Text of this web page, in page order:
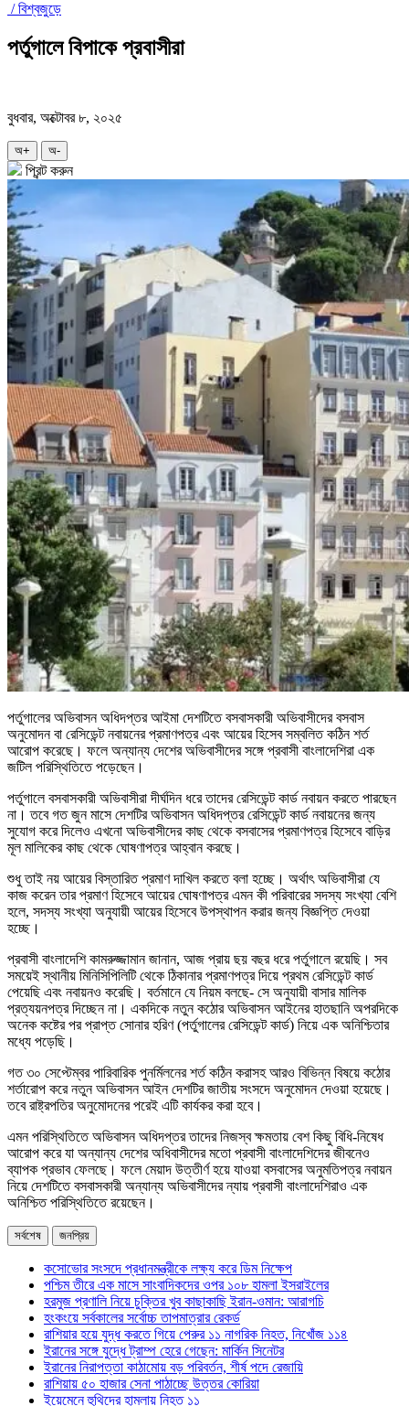
/বিশ্বজুড়ে
পর্তুগালে বিপাকে প্রবাসীরা
বুধবার, অক্টোবর ৮, ২০২৫
অ+ অ-
প্রিন্ট করুন
পর্তুগালের অভিবাসন অধিদপ্তর আইমা দেশটিতে বসবাসকারী অভিবাসীদের বসবাস
অনুমোদন বা রেসিডেন্ট নবায়নের প্রমাণপত্র এবং আয়ের হিসেব সম্বলিত কঠিন শর্ত
আরোপ করেছে। ফলে অন্যান্য দেশের অভিবাসীদের সঙ্গে প্রবাসী বাংলাদেশিরা এক
জটিল পরিস্থিতিতে পড়েছেন।
পর্তুগালে বসবাসকারী অভিবাসীরা দীর্ঘদিন ধরে তাদের রেসিডেন্ট কার্ড নবায়ন করতে পারছেন
না। তবে গত জুন মাসে দেশটির অভিবাসন অধিদপ্তর রেসিডেন্ট কার্ড নবায়নের জন্য
সুযোগ করে দিলেও এখনো অভিবাসীদের কাছ থেকে বসবাসের প্রমাণপত্র হিসেবে বাড়ির
মূল মালিকের কাছ থেকে ঘোষণাপত্র আহ্বান করছে।
শুধু তাই নয় আয়ের বিস্তারিত প্রমাণ দাখিল করতে বলা হচ্ছে। অর্থাৎ অভিবাসীরা যে
কাজ করেন তার প্রমাণ হিসেবে আয়ের ঘোষণাপত্র এমন কী পরিবারের সদস্য সংখ্যা বেশি
হলে, সদস্য সংখ্যা অনুযায়ী আয়ের হিসেবে উপস্থাপন করার জন্য বিজ্ঞপ্তি দেওয়া
হচ্ছে।
প্রবাসী বাংলাদেশি কামরুজ্জামান জানান, আজ প্রায় ছয় বছর ধরে পর্তুগালে রয়েছি। সব
সময়েই স্থানীয় মিনিসিপিলিটি থেকে ঠিকানার প্রমাণপত্র দিয়ে প্রথম রেসিডেন্ট কার্ড
পেয়েছি এবং নবায়নও করেছি। বর্তমানে যে নিয়ম বলছে- সে অনুযায়ী বাসার মালিক
প্রত্যয়নপত্র দিচ্ছেন না। একদিকে নতুন কঠোর অভিবাসন আইনের হাতছানি অপরদিকে
অনেক কষ্টের পর প্রাপ্ত সোনার হরিণ (পর্তুগালের রেসিডেন্ট কার্ড) নিয়ে এক অনিশ্চিতার
মধ্যে পড়েছি।
গত ৩০ সেপ্টেম্বর পারিবারিক পুনর্মিলনের শর্ত কঠিন করাসহ আরও বিভিন্ন বিষয়ে কঠোর
শর্তারোপ করে নতুন অভিবাসন আইন দেশটির জাতীয় সংসদে অনুমোদন দেওয়া হয়েছে।
তবে রাষ্ট্রপতির অনুমোদনের পরেই এটি কার্যকর করা হবে।
এমন পরিস্থিতিতে অভিবাসন অধিদপ্তর তাদের নিজস্ব ক্ষমতায় বেশ কিছু বিধি-নিষেধ
আরোপ করে যা অন্যান্য দেশের অধিবাসীদের মতো প্রবাসী বাংলাদেশিদের জীবনেও
ব্যাপক প্রভাব ফেলছে। ফলে মেয়াদ উত্তীর্ণ হয়ে যাওয়া বসবাসের অনুমতিপত্র নবায়ন
নিয়ে দেশটিতে বসবাসকারী অন্যান্য অভিবাসীদের ন্যায় প্রবাসী বাংলাদেশিরাও এক
অনিশ্চিত পরিস্থিতিতে রয়েছেন।
সর্বশেষ জনপ্রিয়
কসোভোর সংসদে প্রধানমন্ত্রীকে লক্ষ্য করে ডিম নিক্ষেপ
পশ্চিম তীরে এক মাসে সাংবাদিকদের ওপর ১০৮ হামলা ইসরাইলের
হরমুজ প্রণালি নিয়ে চুক্তির খুব কাছাকাছি ইরান-ওমান: আরাগচি
হংকংয়ে সর্বকালের সর্বোচ্চ তাপমাত্রার রেকর্ড
রাশিয়ার হয়ে যুদ্ধ করতে গিয়ে পেরুর ১১ নাগরিক নিহত, নিখোঁজ ১১৪
ইরানের সঙ্গে যুদ্ধে ট্রাম্প হেরে গেছেন: মার্কিন সিনেটর
ইরানের নিরাপত্তা কাঠামোয় বড় পরিবর্তন, শীর্ষ পদে রেজায়ি
রাশিয়ায় ৫০ হাজার সেনা পাঠাচ্ছে উত্তর কোরিয়া
ইয়েমেনে হুথিদের হামলায় নিহত ১১